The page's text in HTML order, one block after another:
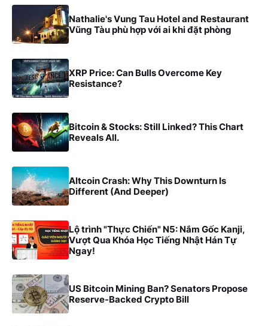
Nathalie's Vung Tau Hotel and Restaurant
Vũng Tàu phù hợp với ai khi đặt phòng
XRP Price: Can Bulls Overcome Key
Resistance?
Bitcoin & Stocks: Still Linked? This Chart
Reveals All.
Altcoin Crash: Why This Downturn Is
Different (And Deeper)
Lộ trình "Thực Chiến" N5: Nắm Gốc Kanji,
Vượt Qua Khóa Học Tiếng Nhật Hán Tự
Ngay!
US Bitcoin Mining Ban? Senators Propose
Reserve-Backed Crypto Bill